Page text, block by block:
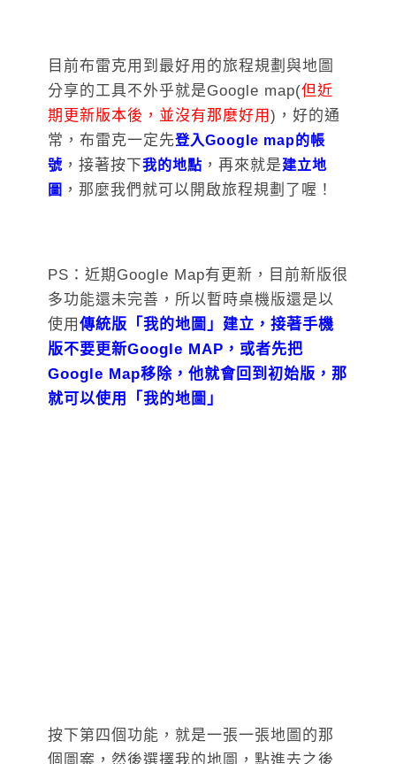
目前布雷克用到最好用的旅程規劃與地圖
分享的工具不外乎就是Google map(但近
期更新版本後，並沒有那麼好用 )，好的通
常，布雷克一定先登入Google map的帳
號 ，接著按下我的地點 ，再來就是建立地
圖 ，那麼我們就可以開啟旅程規劃了喔！
PS：近期Google Map有更新，目前新版很
多功能還未完善，所以暫時桌機版還是以
使用 傳統版「我的地圖」建立，接著手機
版不要更新Google MAP，或者先把
Google Map移除，他就會回到初始版，那
就可以使用「我的地圖」
按下第四個功能，就是一張一張地圖的那
個圖案，然後選擇我的地圖，點進去之後